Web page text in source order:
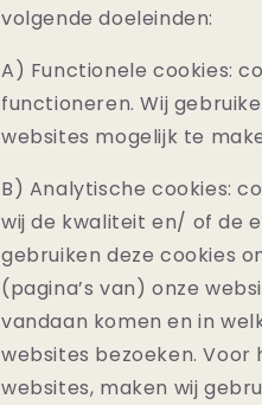
volgende doeleinden:
A) Functionele cookies:
functioneren. Wij
websites mogelijk te
B) Analytische cookies:
wij de kwaliteit en/ of de
gebruiken deze cookies
(pagina’s van) onze
vandaan komen en in
websites bezoeken.
websites, maken wij